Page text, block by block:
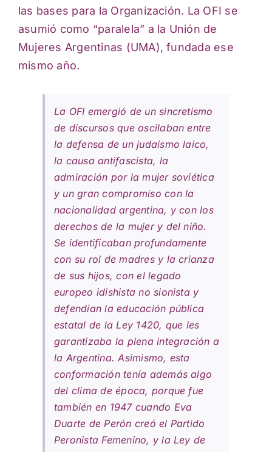
las bases para la Organización. La OFI se
asumió como “paralela” a la Unión de
Mujeres Argentinas (UMA), fundada ese
mismo año.
La OFI emergió de un sincretismo
de discursos que oscilaban entre
la defensa de un judaísmo laico,
la causa antifascista, la
admiración por la mujer soviética
y un gran compromiso con la
nacionalidad argentina, y con los
derechos de la mujer y del niño.
Se identificaban profundamente
con su rol de madres y la crianza
de sus hijos, con el legado
europeo idishista no sionista y
defendían la educación pública
estatal de la Ley 1420, que les
garantizaba la plena integración a
la Argentina. Asimismo, esta
conformación tenía además algo
del clima de época, porque fue
también en 1947 cuando Eva
Duarte de Perón creó el Partido
Peronista Femenino, y la Ley de